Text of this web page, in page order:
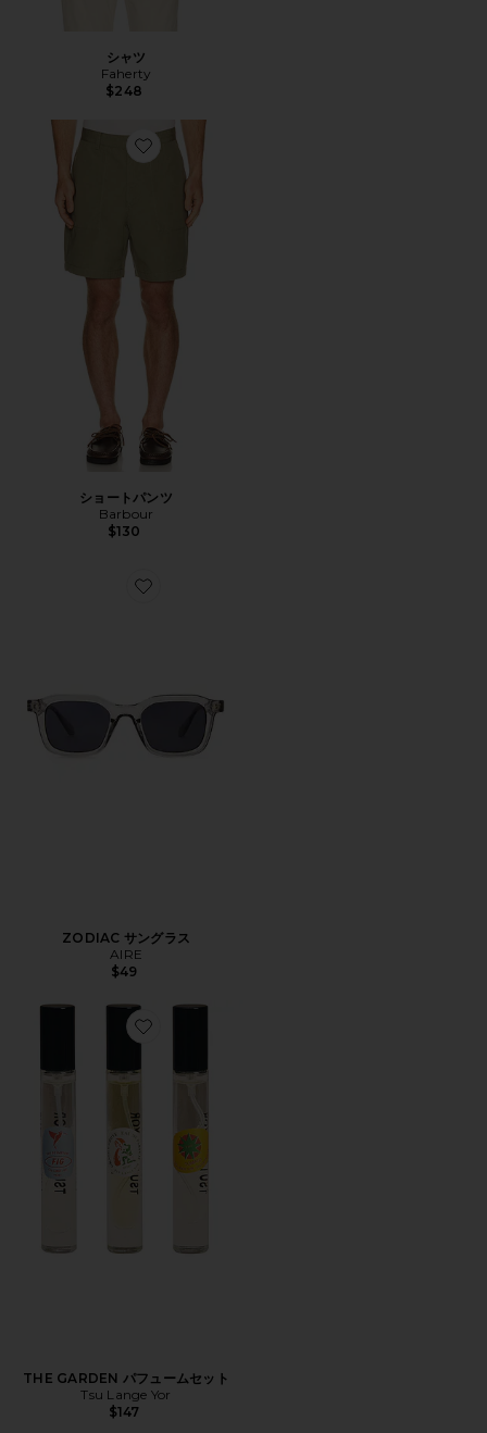
シャツ
Faherty
$248
Favorite ショートパンツ
ショートパンツ
Barbour
$130
Favorite ZODIAC サングラス
ZODIAC サングラス
AIRE
$49
Favorite THE GARDEN パフュームセット
THE GARDEN パフュームセット
Tsu Lange Yor
$147